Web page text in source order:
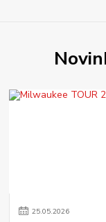
25.05.2026